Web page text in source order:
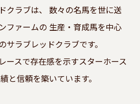
クラブは、
数々の名馬を世に送
ファームの 生産・育成馬を中心
サラブレッドクラブです。
ースで存在感を示すスターホース
と信頼を築いています。